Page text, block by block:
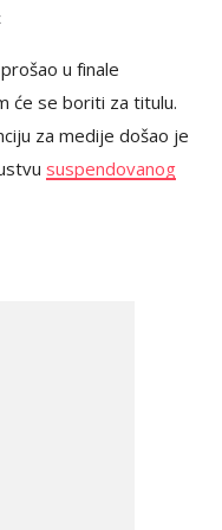
u finale
će se boriti za titulu.
za medije došao je
suspendovanog